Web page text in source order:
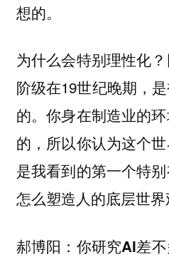
想的。
为什么会特别理性化
阶级在19世纪晚期，
的。你身在制造业的
的，所以你认为这个
是我看到的第一个特
怎么塑造人的底层世界
郝博阳：你研究AI差